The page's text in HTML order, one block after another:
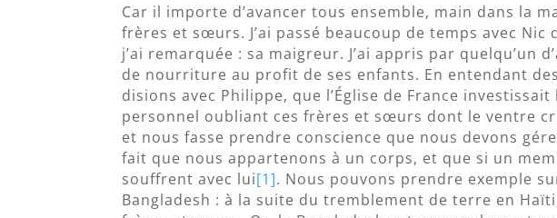
Car il importe d’avancer tous ensemble, main dans la
frères et sœurs. J’ai passé beaucoup de temps avec
j’ai remarquée : sa maigreur. J’ai appris par quelqu’un
de nourriture au profit de ses enfants. En entendant
disions avec Philippe, que l’Église de France
personnel oubliant ces frères et sœurs dont le ventre
et nous fasse prendre conscience que nous devons
fait que nous appartenons à un corps, et que si un
souffrent avec lui[1]. Nous pouvons prendre exemple
Bangladesh : à la suite du tremblement de terre en